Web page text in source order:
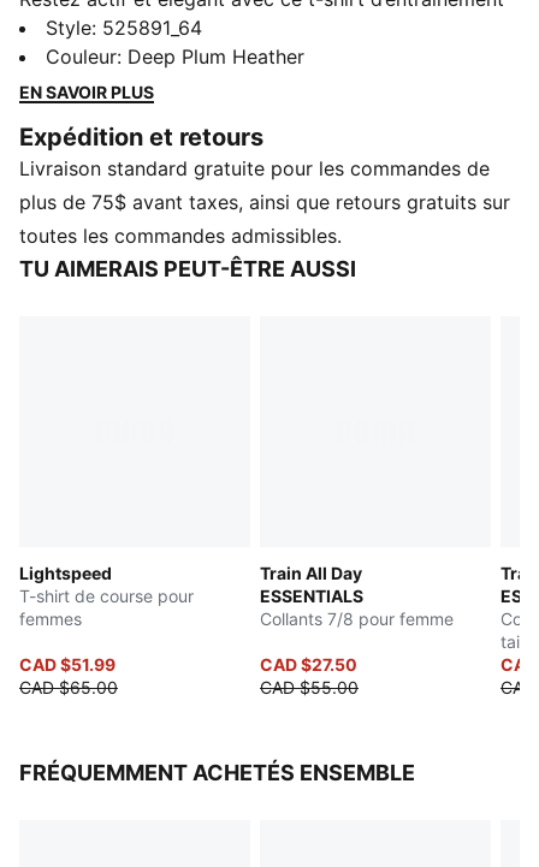
essentiel PUMA. Dotée d'un petit logo sur la poitrine,
la technologie dryCELL est conçue pour vous garder
au sec. Point bonus : l’ourlet droit avec fentes latérales
entraînements quotidiens.
CARACTÉRISTIQUES ET AVANTAGES
Contient au moins 50 % de matière recyclée
dryCELL : Technologie conçue pour évacuer l’humidité
du corps et éloigner la transpiration pendant l’exercice
Style: 525891_64
Couleur: Deep Plum Heather
EN SAVOIR PLUS
Expédition et retours
Livraison standard gratuite pour les commandes de
plus de 75$ avant taxes, ainsi que retours gratuits sur
toutes les commandes admissibles.
TU AIMERAIS PEUT-ÊTRE AUSSI
Lightspeed
T-shirt de course pour
femmes
CAD $51.99
CAD $65.00
Train All Day
ESSENTIALS
Collants 7/8 pour femme
CAD $27.50
CAD $55.00
FRÉQUEMMENT ACHETÉS ENSEMBLE